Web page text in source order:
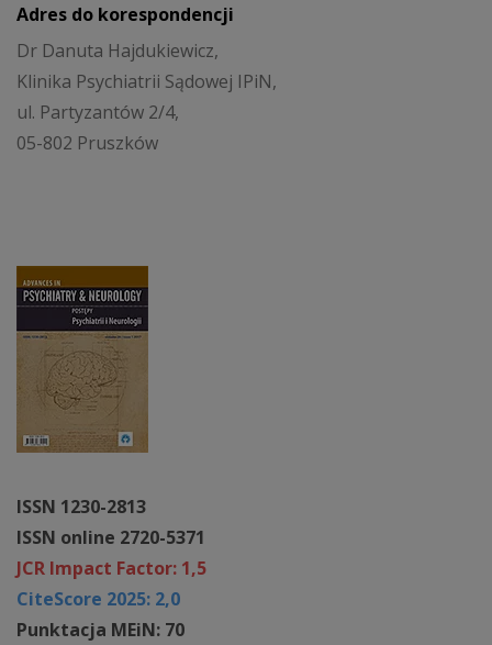
ISSN 1230-2813
ISSN online 2720-5371
JCR Impact Factor: 1,5
CiteScore 2025: 2,0
Punktacja MEiN: 70
Adres do korespondencji
Dr Danuta Hajdukiewicz,
Klinika Psychiatrii Sądowej IPiN,
ul. Partyzantów 2/4,
05-802 Pruszków